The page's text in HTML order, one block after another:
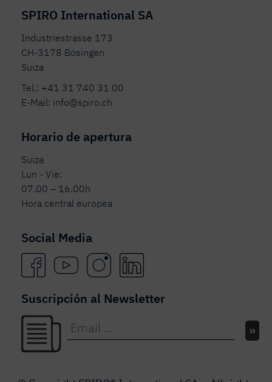
SPIRO International SA
Industriestrasse 173
CH-3178 Bösingen
Suiza
Tel.: +41 31 740 31 00
E-Mail: info@spiro.ch
Horario de apertura
Suiza
Lun - Vie:
07.00 – 16.00h
Hora central europea
Social Media
Suscripción al Newsletter